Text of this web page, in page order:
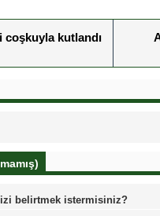
coşkuyla kutlandı
belirtmek istermisiniz?